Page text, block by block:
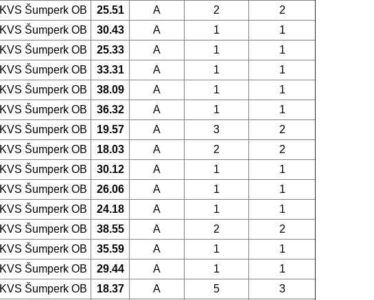
KVS Šumperk OB 25.51 A 2
2
KVS Šumperk OB 30.43 A 1
1
KVS Šumperk OB 25.33 A 1
1
KVS Šumperk OB 33.31 A 1
1
KVS Šumperk OB 38.09 A 1
1
KVS Šumperk OB 36.32 A 1
1
KVS Šumperk OB 19.57 A 3
2
KVS Šumperk OB 18.03 A 2
2
KVS Šumperk OB 30.12 A 1
1
KVS Šumperk OB 26.06 A 1
1
KVS Šumperk OB 24.18 A 1
1
KVS Šumperk OB 38.55 A 2
2
KVS Šumperk OB 35.59 A 1
1
KVS Šumperk OB 29.44 A 1
1
KVS Šumperk OB 18.37 A 5
3